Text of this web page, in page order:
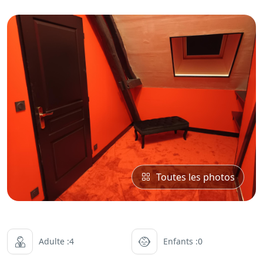
Toutes les photos
Adulte :4 Enfants :0